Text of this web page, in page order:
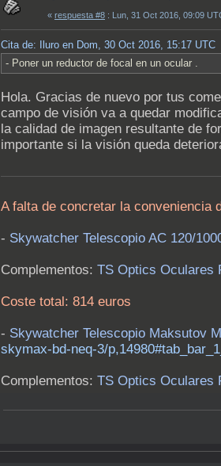
« respuesta #8 : Lun, 31 Oct 2016, 09:09
Cita de: Iluro en Dom, 30 Oct 2016, 15:17 UTC
- Poner un reductor de focal en un ocular .
Hola. Gracias de nuevo por tus
campo de visión va a quedar
la calidad de imagen resultante de
importante si la visión queda
A falta de concretar la conveniencia
- Skywatcher Telescopio AC 120/
Complementos: TS Optics Oculares
Coste total: 814 euros
- Skywatcher Telescopio Maksutov
skymax-bd-neq-3/
Complementos: TS Optics Oculares